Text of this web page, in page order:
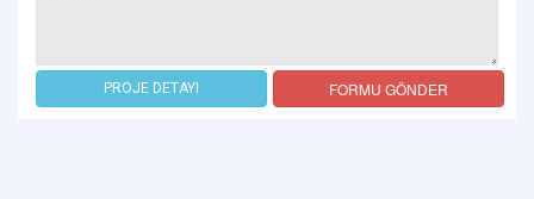
PROJE DETAYI FORMU GÖNDER